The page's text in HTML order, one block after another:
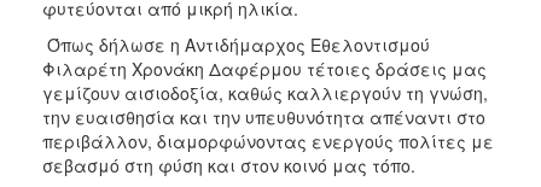
φυτεύονται από μικρή ηλικία.
Όπως δήλωσε η Αντιδήμαρχος Εθελοντισμού
Φιλαρέτη Χρονάκη Δαφέρμου τέτοιες δράσεις μας
γεμίζουν αισιοδοξία, καθώς καλλιεργούν τη γνώση,
την ευαισθησία και την υπευθυνότητα απέναντι στο
περιβάλλον, διαμορφώνοντας ενεργούς πολίτες με
σεβασμό στη φύση και στον κοινό μας τόπο.